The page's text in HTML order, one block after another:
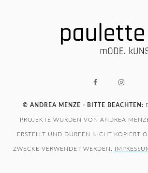
© ANDREA MENZE - BITTE BEACHTEN:
PROJEKTE WURDEN VON ANDREA
ERSTELLT UND DÜRFEN NICHT KOPIERT
ZWECKE VERWENDET WERDEN.